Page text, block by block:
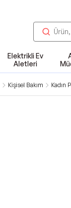
Elektrikli Ev
Aletleri
Kişisel Bakım Kadın